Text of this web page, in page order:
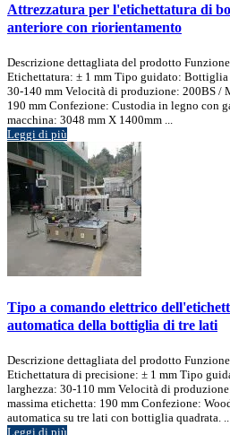
Attrezzatura per l'etichettatura di
anteriore con riorientamento
Descrizione dettagliata del prodotto
Etichettatura: ± 1 mm Tipo guidato: Bottiglia
30-140 mm Velocità di produzione: 200BS /
190 mm Confezione: Custodia in legno con
macchina: 3048 mm X 1400mm ...
Leggi di più
Tipo a comando elettrico
automatica della bottiglia di tre lati
Descrizione dettagliata del prodotto
Etichettatura di precisione: ± 1 mm Tipo
larghezza: 30-110 mm Velocità di
massima etichetta: 190 mm Confezione:
automatica su tre lati con bottiglia quadrata. ..
Leggi di più